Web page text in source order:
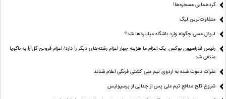
گردهمایی مسخره‌ها!
متفاوت‌ترین لیگ
لیونل مسی چگونه وارد باشگاه میلیاردها شد؟
رئیس فدراسیون بوکس: یک اعزام ما هزینه چهار اعزام رشته‌های دیگر را دارد/ اعزام فروتن گل‌آرا به ناگویا
منتفی شد
نفرات دعوت شده به اردوی تیم ملی کشتی فرنگی اعلام شدند
شروع تلخ مدافع تیم ملی پس از جدایی از پرسپولیس